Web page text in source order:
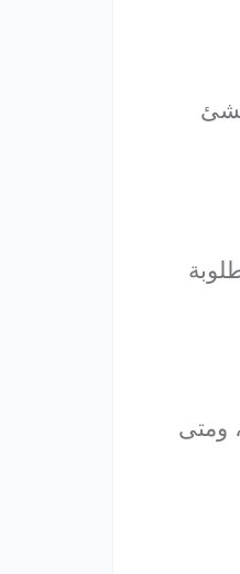
المطلوبة
ومتى